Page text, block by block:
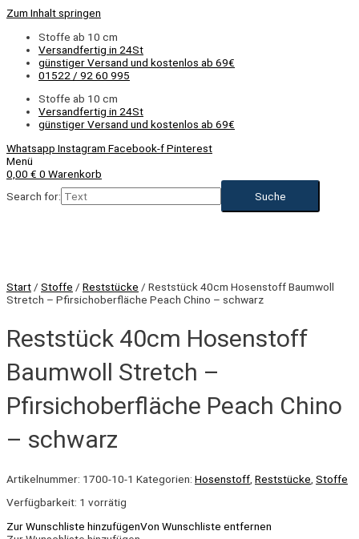
Zum Inhalt springen
Stoffe ab 10 cm
Versandfertig in 24St
günstiger Versand und kostenlos ab 69€
01522 / 92 60 995
Stoffe ab 10 cm
Versandfertig in 24St
günstiger Versand und kostenlos ab 69€
Whatsapp Instagram Facebook-fPinterest
Menü
0,00 € 0 Warenkorb
Search for:
Start / Stoffe / Reststücke / Reststück 40cm Hosenstoff Baumwoll
Stretch – Pfirsichoberfläche Peach Chino – schwarz
Reststück 40cm Hosenstoff
Baumwoll Stretch –
Pfirsichoberfläche Peach Chino
– schwarz
Artikelnummer: 1700-10-1 Kategorien: Hosenstoff Reststücke Stoffe
Verfügbarkeit: 1 vorrätig
Zur Wunschliste hinzufügenVon Wunschliste entfernen